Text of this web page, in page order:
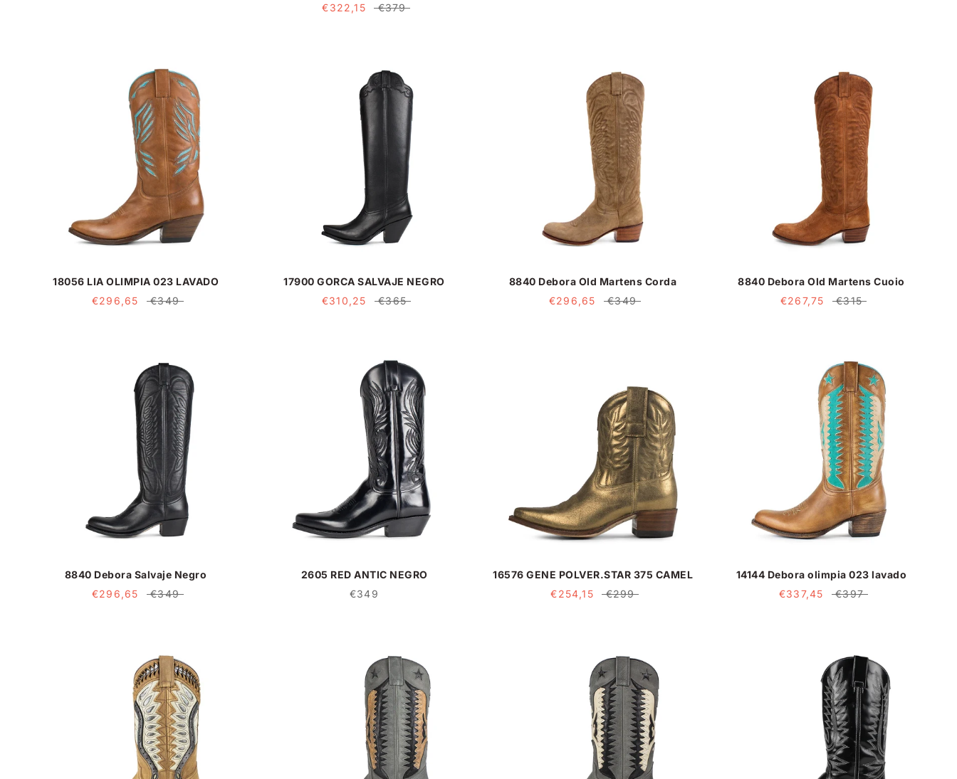
€322,15
€379
18056 LIA OLIMPIA 023 LAVADO
€296,65
€349
17900 GORCA SALVAJE NEGRO
€310,25
€365
8840 Debora Old Martens Corda
€296,65
€349
8840 Debora Old Martens Cuoio
€267,75
€315
8840 Debora Salvaje Negro
€296,65
€349
2605 RED ANTIC NEGRO
€349
16576 GENE POLVER.STAR 375 CAMEL
€254,15
€299
14144 Debora olimpia 023 lavado
€337,45
€397